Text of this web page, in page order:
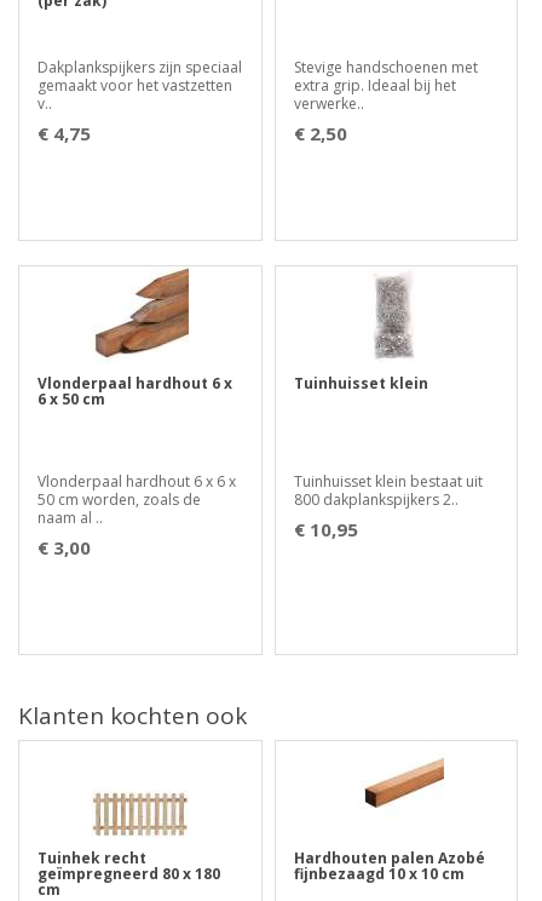
Dakplankspijkers zijn speciaal
gemaakt voor het vastzetten
v..
€ 4,75
Stevige handschoenen met
extra grip. Ideaal bij het
verwerke..
€ 2,50
Vlonderpaal hardhout 6 x
6 x 50 cm
Vlonderpaal hardhout 6 x 6 x
50 cm worden, zoals de
naam al ..
€ 3,00
Tuinhuisset klein
Tuinhuisset klein bestaat uit
800 dakplankspijkers 2..
€ 10,95
Klanten kochten ook
Tuinhek recht
geïmpregneerd 80 x 180
cm
Hardhouten palen Azobé
fijnbezaagd 10 x 10 cm